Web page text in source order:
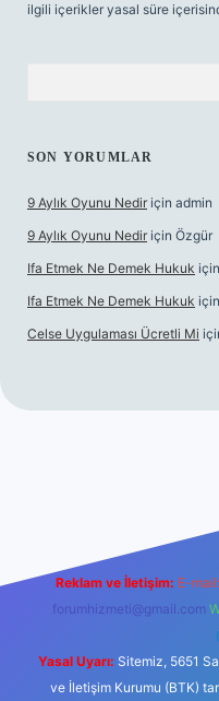
ilgili içerikler yasal süre
SON YORUMLAR
9 Aylık Oyunu Nedir için admin
9 Aylık Oyunu Nedir için Özgür
Ifa Etmek Ne Demek Hukuk için
Ifa Etmek Ne Demek Hukuk için
Celse Uygulaması Ücretli Mi
Reklam ve İletişim: E-mail:
forumhizmeti@gmail.com
Yasal Uyarı: Sitemiz, 5651
ve İletişim Kurumu (BTK)